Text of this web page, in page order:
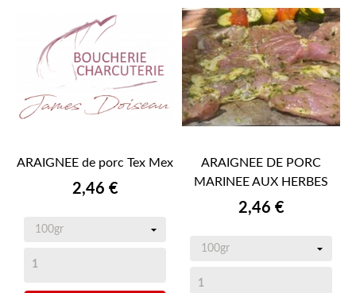
ARAIGNEE de porc Tex Mex
Prix
2,46 €
ARAIGNEE DE PORC
MARINEE AUX HERBES
Prix
2,46 €